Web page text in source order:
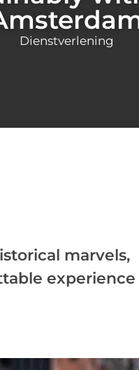
Dienstverlening
marvels,